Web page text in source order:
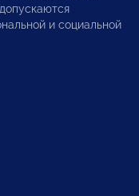
и социальной